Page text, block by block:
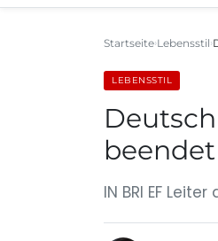
Startseite Lebensstil
LEBENSSTIL
IN BRI EF